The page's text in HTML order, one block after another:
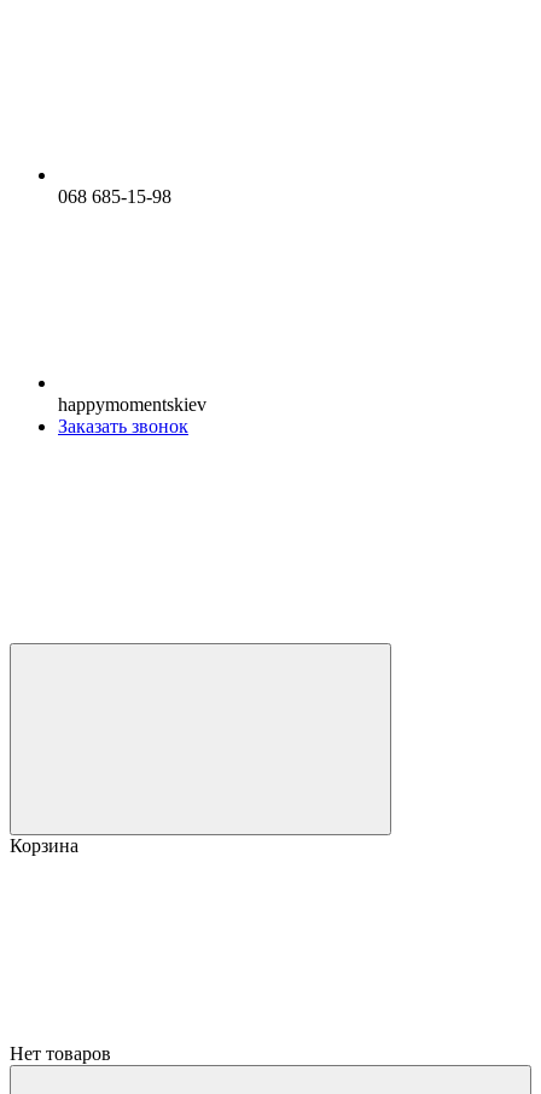
068 685-15-98
happymomentskiev
Заказать звонок
Корзина
Нет товаров